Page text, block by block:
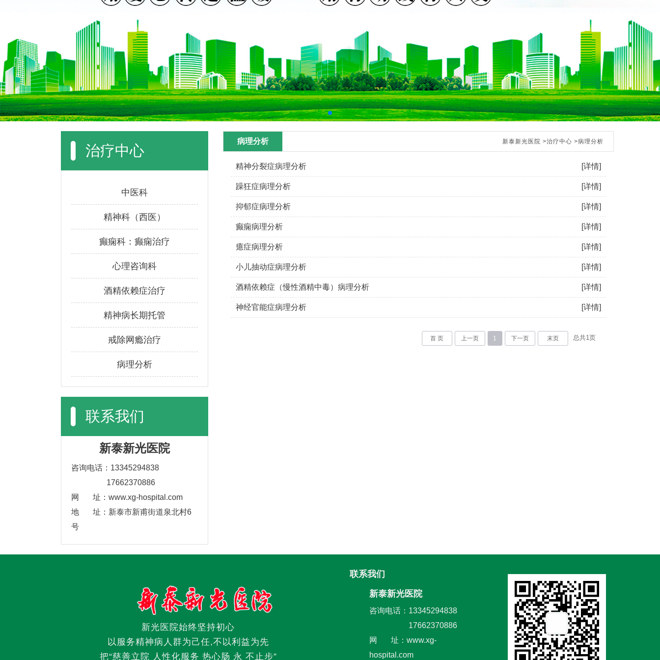
治疗中心
中医科
精神科（西医）
癫痫科：癫痫治疗
心理咨询科
酒精依赖症治疗
精神病长期托管
戒除网瘾治疗
病理分析
联系我们
新泰新光医院
咨询电话：13345294838
17662370886
网 址：www.xg-hospital.com
地 址：新泰市新甫街道泉北村6
号
病理分析 新泰新光医院 >治疗中心 >病理分析
精神分裂症病理分析 [详情]
躁狂症病理分析 [详情]
抑郁症病理分析 [详情]
癫痫病理分析 [详情]
癔症病理分析 [详情]
小儿抽动症病理分析 [详情]
酒精依赖症（慢性酒精中毒）病理分析 [详情]
神经官能症病理分析 [详情]
首 页 上一页 1 下一页 末页 总共1页
新光医院始终坚持初心
以服务精神病人群为己任,不以利益为先
把“慈善立院 人性化服务 热心肠 永 不止步”
联系我们
新泰新光医院
咨询电话：13345294838
17662370886
网 址：www.xg-
hospital.com